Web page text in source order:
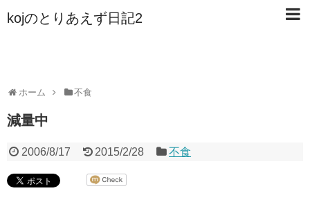
kojのとりあえず日記2
ホーム 不食
減量中
2006/8/17 2015/2/28 不食